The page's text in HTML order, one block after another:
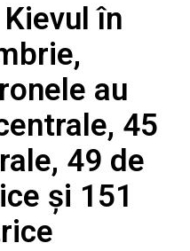
în
au
45
49 de
și 151